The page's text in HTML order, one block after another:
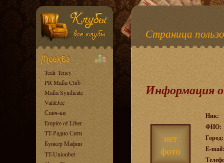
Teatr Teney
PR Mafia Club
Mafia Syndicate
Val&Jee
Спич-ки
Empire of Liber
TT-Радио Сити
Бункер Мафии
TT-Unionbet
Страница
Информация о
нет
фото
Ник:
ФИО:
Город:
E-mail: